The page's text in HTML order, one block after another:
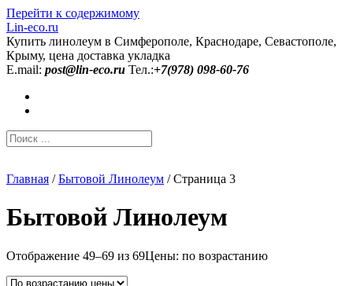
Перейти к содержимому
Lin-eco.ru
Купить линолеум в Симферополе, Краснодаре, Севастополе,
Крыму, цена доставка укладка
E.mail: post@lin-eco.ru Тел.:+7(978) 098-60-76
Главная /Бытовой Линолеум / Страница 3
Бытовой Линолеум
Отображение 49–69 из 69Цены: по возрастанию